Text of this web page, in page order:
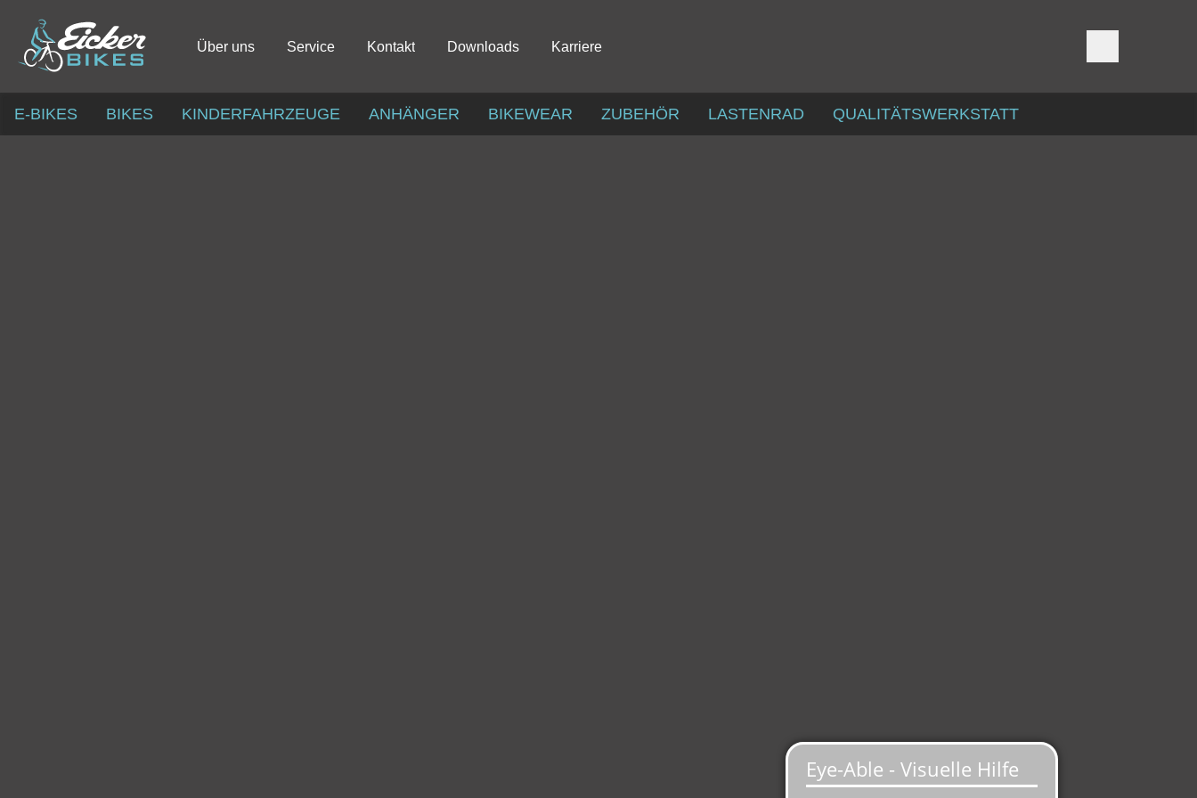
Über uns Service Kontakt Downloads Karriere
E-BIKES BIKES KINDERFAHRZEUGE ANHÄNGER BIKEWEAR ZUBEHÖR LASTENRAD QUALITÄTSWERKSTATT